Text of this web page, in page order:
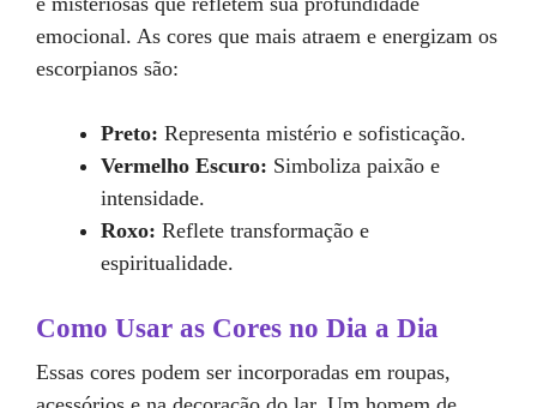
emocional. As cores que mais atraem e energizam os
escorpianos são:
Preto: Representa mistério e sofisticação.
Vermelho Escuro: Simboliza paixão e
intensidade.
Roxo: Reflete transformação e
espiritualidade.
Como Usar as Cores no Dia a Dia
Essas cores podem ser incorporadas em roupas,